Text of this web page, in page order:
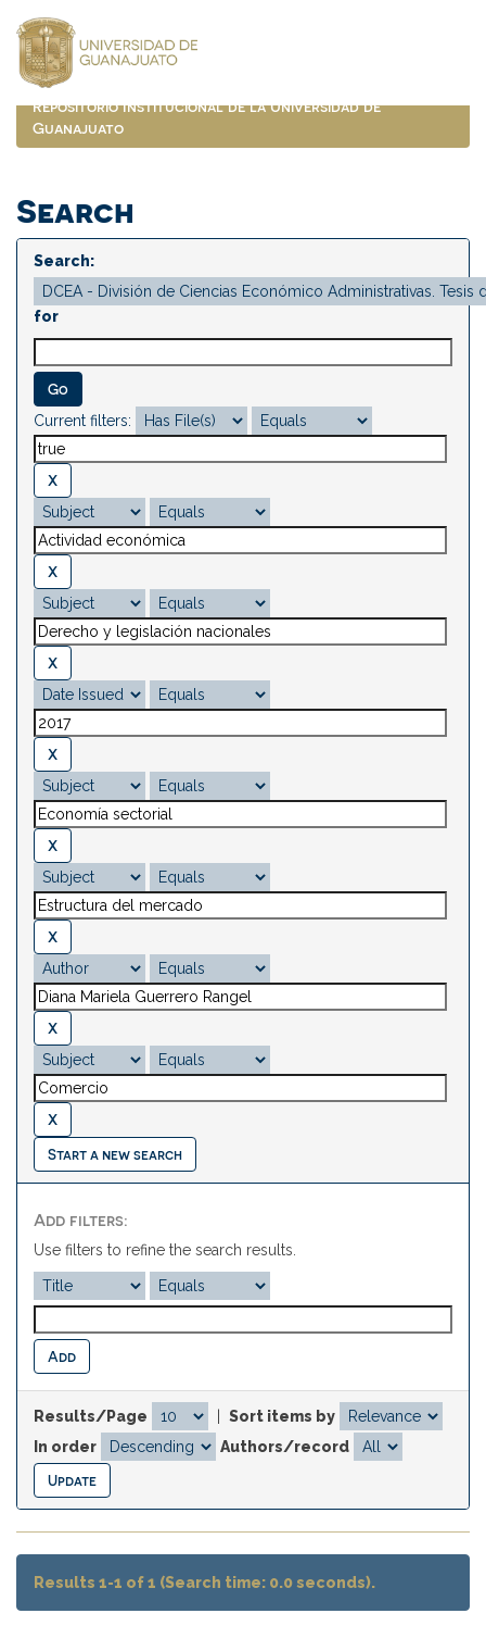
navigation
Repositorio Institucional de la Universidad de
Guanajuato
Search
Search:
for
Current filters:
Start a new search
Add filters:
Use filters to refine the search results.
Results/Page
Sort items by
In order
Authors/record
Results 1-1 of 1 (Search time: 0.0 seconds).